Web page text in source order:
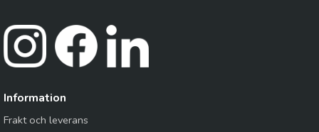
Information
Frakt och leverans